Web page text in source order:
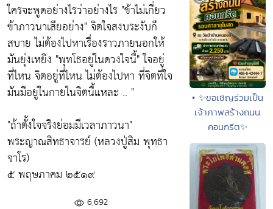
ใครจะพูดอย่างไรว่าอย่างไร "ข้าไม่เกี่ยว
ข้าภาวนาเสียอย่าง"จิตใจสงบระงับก็
สบาย ไม่ต้องไปหาเรื่องราวภายนอกให้
มันยุ่งเหยิง "พุทโธอยู่ในดวงใจนี้"ใจอยู่
ที่ไหน จิตอยู่ที่ไหน ไม่ต้องไปหา ที่จิตที่ใจ
มันมีอยู่ในกายในจิตนี้แหละ .. "
"ถ้าตั้งใจจริงย่อมมีเวลาภาวนา"
พระญาณสิทธาจารย์ (หลวงปู่สิม พุทฺธา
จาโร)
๕ พฤษภาคม ๒๕๑๙
6,692
• ✨ขอเชิญร่วมเป็น
เจ้าภาพสร้างถนน
คอนกรีต✨